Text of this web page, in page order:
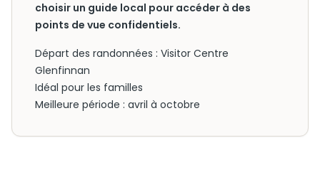
choisir un guide local pour accéder à des
points de vue confidentiels.
Départ des randonnées : Visitor Centre
Glenfinnan
Idéal pour les familles
Meilleure période : avril à octobre